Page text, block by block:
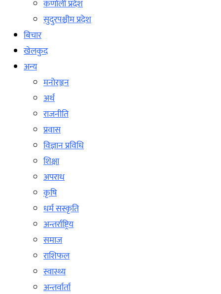
कर्णाली प्रदेश
सुदुरपश्चीम प्रदेश
बिचार
खेलकुद
अन्य
मनोरञ्जन
अर्थ
राजनीति
प्रवास
विज्ञान प्रविधि
शिक्षा
अपराध
कृषि
धर्म सस्कृति
अन्तर्राष्ट्रिय
समाज
राशिफल
स्वास्थ्य
अन्तर्वार्ता